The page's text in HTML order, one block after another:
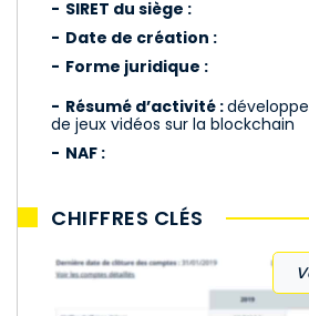
SIRET du siège :
Date de création :
Forme juridique :
Résumé d’activité :
de jeux vidéos sur la blockchain
NAF :
CHIFFRES CLÉS